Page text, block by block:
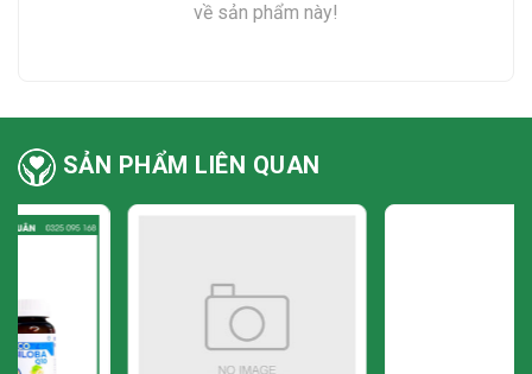
về sản phẩm này!
SẢN PHẨM LIÊN QUAN